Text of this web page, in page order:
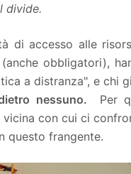
divide.
di accesso alle
obbligatori),
a distranza", e chi
nessuno. Per
vicina con cui ci
questo frangente.